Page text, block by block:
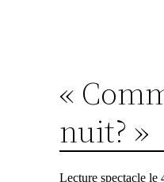
«
nuit? »
Lecture spectacle